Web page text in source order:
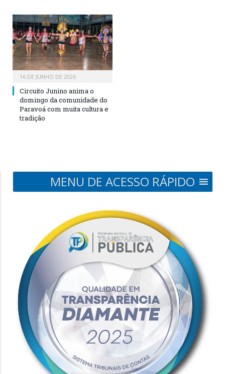
16 DE JUNHO DE 2026
Circuito Junino anima o
domingo da comunidade do
Paravoá com muita cultura e
tradição
MENU DE ACESSO RÁPIDO